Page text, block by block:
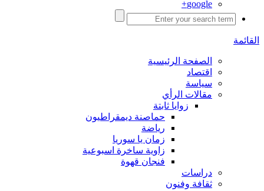
google+
القائمة
الصفحة الرئيسية
اقتصاد
سياسة
مقالات الرأي
زوايا ثابتة
حماصنة ديمقراطيون
رياضة
زمان يا سوريا
زاوية ساخرة اسبوعية
فنجان قهوة
دراسات
ثقافة وفنون